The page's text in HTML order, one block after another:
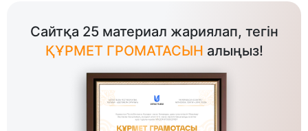
Сайтқа 25 материал жариялап, тегін
ҚҰРМЕТ ГРОМАТАСЫН алыңыз!